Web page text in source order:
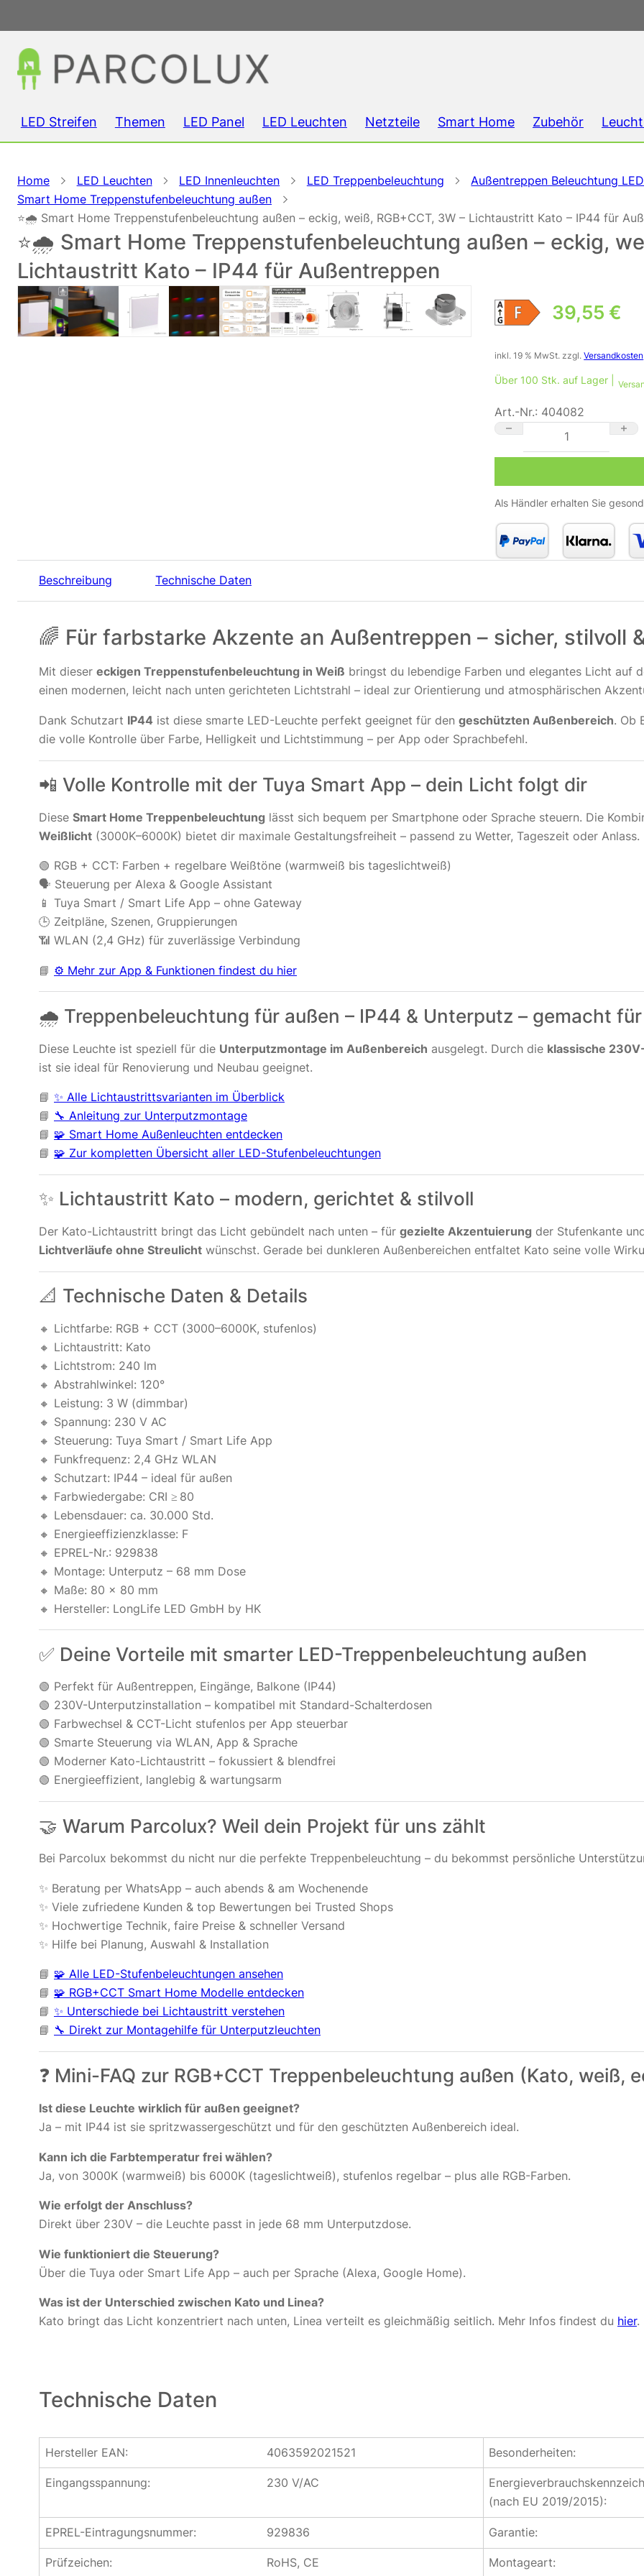
LED Streifen Themen LED Panel LED Leuchten Netzteile Smart Home Zubehör
Home LED Leuchten LED Innenleuchten LED Treppenbeleuchtung
Außentreppen Beleuchtung LED
Smart Home Treppenstufenbeleuchtung außen
⭐🌧️ Smart Home Treppenstufenbeleuchtung außen – eckig, weiß, RGB+CCT, 3W – Lichtaustritt Kato – IP44 für
⭐🌧️ Smart Home Treppenstufenbeleuchtung außen – eckig,
Lichtaustritt Kato – IP44 für Außentreppen
39,55 €
inkl. 19 % MwSt. zzgl.Versandkosten
Über 100 Stk. auf Lager |
Art.-Nr.: 404082
⭐🌧️ Smart Home
Als Händler erhalten Sie
Beschreibung Technische Daten
🌈 Für farbstarke Akzente an Außentreppen – sicher, stilvoll
Mit dieser eckigen Treppenstufenbeleuchtung in Weiß bringst du lebendige Farben und elegantes Licht auf
einen modernen, leicht nach unten gerichteten Lichtstrahl – ideal zur Orientierung und atmosphärischen
Dank Schutzart IP44 ist diese smarte LED-Leuchte perfekt geeignet für den geschützten Außenbereich. Ob
die volle Kontrolle über Farbe, Helligkeit und Lichtstimmung – per App oder Sprachbefehl.
📲 Volle Kontrolle mit der Tuya Smart App – dein Licht folgt dir
Diese Smart Home Treppenbeleuchtung lässt sich bequem per Smartphone oder Sprache steuern. Die
Weißlicht (3000K–6000K) bietet dir maximale Gestaltungsfreiheit – passend zu Wetter, Tageszeit oder Anlass.
🟢 RGB + CCT: Farben + regelbare Weißtöne (warmweiß bis tageslichtweiß)
🗣 Steuerung per Alexa & Google Assistant
📱 Tuya Smart / Smart Life App – ohne Gateway
🕒 Zeitpläne, Szenen, Gruppierungen
📶 WLAN (2,4 GHz) für zuverlässige Verbindung
📘 ⚙️ Mehr zur App & Funktionen findest du hier
🌧️ Treppenbeleuchtung für außen – IP44 & Unterputz – gemacht
Diese Leuchte ist speziell für die Unterputzmontage im Außenbereich ausgelegt. Durch die klassische
ist sie ideal für Renovierung und Neubau geeignet.
📘 ✨ Alle Lichtaustrittsvarianten im Überblick
📘 🔧 Anleitung zur Unterputzmontage
📘 🧩 Smart Home Außenleuchten entdecken
📘 🧩 Zur kompletten Übersicht aller LED-Stufenbeleuchtungen
✨ Lichtaustritt Kato – modern, gerichtet & stilvoll
Der Kato-Lichtaustritt bringt das Licht gebündelt nach unten – für gezielte Akzentuierung der Stufenkante
Lichtverläufe ohne Streulicht wünschst. Gerade bei dunkleren Außenbereichen entfaltet Kato seine volle
📐 Technische Daten & Details
🔸 Lichtfarbe: RGB + CCT (3000–6000K, stufenlos)
🔸 Lichtaustritt: Kato
🔸 Lichtstrom: 240 lm
🔸 Abstrahlwinkel: 120°
🔸 Leistung: 3 W (dimmbar)
🔸 Spannung: 230 V AC
🔸 Steuerung: Tuya Smart / Smart Life App
🔸 Funkfrequenz: 2,4 GHz WLAN
🔸 Schutzart: IP44 – ideal für außen
🔸 Farbwiedergabe: CRI ≥ 80
🔸 Lebensdauer: ca. 30.000 Std.
🔸 Energieeffizienzklasse: F
🔸 EPREL-Nr.: 929838
🔸 Montage: Unterputz – 68 mm Dose
🔸 Maße: 80 × 80 mm
🔸 Hersteller: LongLife LED GmbH by HK
✅ Deine Vorteile mit smarter LED-Treppenbeleuchtung außen
🟢 Perfekt für Außentreppen, Eingänge, Balkone (IP44)
🟢 230V-Unterputzinstallation – kompatibel mit Standard-Schalterdosen
🟢 Farbwechsel & CCT-Licht stufenlos per App steuerbar
🟢 Smarte Steuerung via WLAN, App & Sprache
🟢 Moderner Kato-Lichtaustritt – fokussiert & blendfrei
🟢 Energieeffizient, langlebig & wartungsarm
🤝 Warum Parcolux? Weil dein Projekt für uns zählt
Bei Parcolux bekommst du nicht nur die perfekte Treppenbeleuchtung – du bekommst persönliche
✨ Beratung per WhatsApp – auch abends & am Wochenende
✨ Viele zufriedene Kunden & top Bewertungen bei Trusted Shops
✨ Hochwertige Technik, faire Preise & schneller Versand
✨ Hilfe bei Planung, Auswahl & Installation
📘 🧩 Alle LED-Stufenbeleuchtungen ansehen
📘 🧩 RGB+CCT Smart Home Modelle entdecken
📘 ✨ Unterschiede bei Lichtaustritt verstehen
📘 🔧 Direkt zur Montagehilfe für Unterputzleuchten
❓ Mini-FAQ zur RGB+CCT Treppenbeleuchtung außen (Kato, weiß,
Ist diese Leuchte wirklich für außen geeignet?
Ja – mit IP44 ist sie spritzwassergeschützt und für den geschützten Außenbereich ideal.
Kann ich die Farbtemperatur frei wählen?
Ja, von 3000K (warmweiß) bis 6000K (tageslichtweiß), stufenlos regelbar – plus alle RGB-Farben.
Wie erfolgt der Anschluss?
Direkt über 230V – die Leuchte passt in jede 68 mm Unterputzdose.
Wie funktioniert die Steuerung?
Über die Tuya oder Smart Life App – auch per Sprache (Alexa, Google Home).
Was ist der Unterschied zwischen Kato und Linea?
Kato bringt das Licht konzentriert nach unten, Linea verteilt es gleichmäßig seitlich. Mehr Infos findest du hier.
Technische Daten
Hersteller EAN: 4063592021521 Besonderheiten:
Eingangsspannung: 230 V/AC
(nach EU 2019/2015):
EPREL-Eintragungsnummer: 929836 Garantie:
Prüfzeichen: RoHS, CE Montageart: